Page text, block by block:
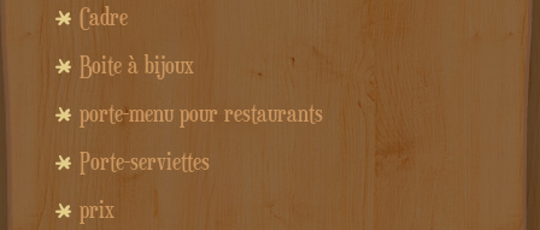
Cadre
Boite à bijoux
porte-menu pour restaurants
Porte-serviettes
prix